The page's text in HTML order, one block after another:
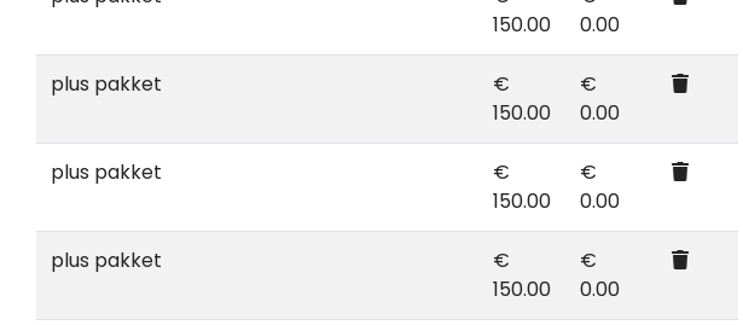
150.00
0.00
plus pakket
€
150.00
€
0.00
plus pakket
€
150.00
€
0.00
plus pakket
€
150.00
€
0.00